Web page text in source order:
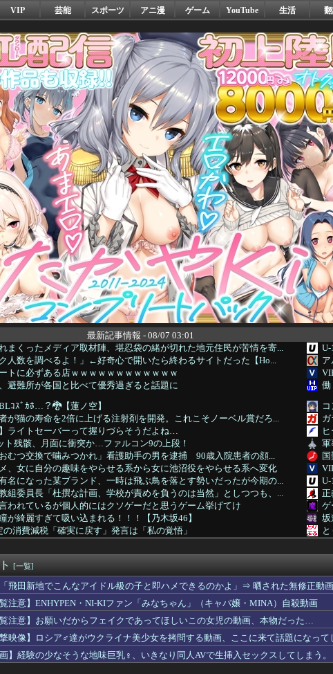
VIP 芸能 スポーツ アニ漫 ゲーム YouTube 生活
最新記事情報 - 08/07 03:01
まくったメディア取材陣、堪忍袋の緒が切れた地元住民が苦情を寄...
U-
人数を調べるよ！」←好奇心で開いたら終わるサイトだった【Ho...
トに必ずある店ｗｗｗｗｗｗｗｗｗｗｗｗ
避難所が各国と比べて優秀過ぎると話題に
働
ｺｽﾞｶﾎ…？🐉【蓮ノ空】
が猫の寿命を2倍に上げる注射剤を開発。これこそノーベル賞だろ...
ガ
ライトセーバーって握りづらそうだよね…
ト残骸、月面に衝突か…ファルコン9の上段！
軍
むつ交換で噛みつかれ」看護助手の男を逮捕 90歳入院患者の顔...
、女に自分の趣味をやらせる系から女に池沼役をやらせる系へ変化
名になった某ブランド、一時は飛ぶ鳥を落とす勢いだったが今期の...
U-
組委員長「杜撰な計画、学校が責めを負うのは当然」としつつも、...
正
われているが個人的にはクソゲーだと思うゲーム挙げてけ
ゲ
が綺麗すぎて吸い込まれる！！！【乃木坂46】
坂
消費減税「確実に戻す」発言は「私の覚悟」
ャンプさん、最大発行部数653万部から急降下でついに100...
フ
か（元・小倉優香）が水着グラビア復帰ｗｗｗｗｗ
販売している川上産業、「プチプチ株式会社」に社名変更
コ
俗事情をご覧くださいｗｗｗｗｗｗｗｗｗｗwwww
バ
キンに冷えてやがる！
引退後の姿に世界が騒然！←「これは素晴らしい！」（海外の反応...
てぶどうジュースの上位互換なんやろなぁ」
乳美少女を出してしまうｗｗ
げ
しまったらこうなるwww
[一覧]
飛田新地でこんなアイドル級の子と即ハメできるのかよ」⇒ 晒された無修正動
覧注意】ENHYPEN・NI-KIファン「みなちゃん」（キャバ嬢・MINA）自殺動画
覧注意】お願いだからフェイクであってほしいこの女児の動画、本物だった…
撃映像】ロシア♂達がウクライナ美少女を拷問する動画、ここに来て話題になって
画】経験の少なそうな地味巨乳♀、いきなり同人AVで生挿入セックスしてしまう